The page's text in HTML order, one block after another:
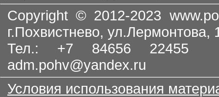
Copyright © 2012-2023
г.Похвистнево, ул.Лермонтова,
Тел.: +7 84656
adm.pohv@yandex.ru
Условия использования